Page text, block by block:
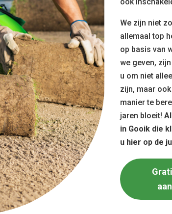
We zijn niet
allemaal top
op basis van
we geven,
u om niet
zijn, maar
manier te
jaren bloeit!
in Gooik die
u hier op de